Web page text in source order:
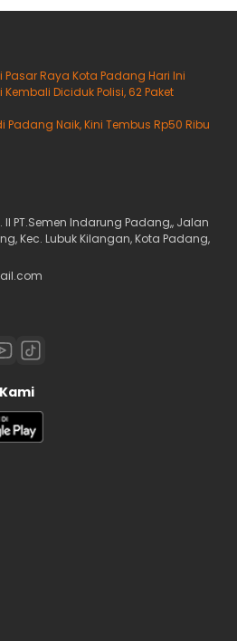
Raya Kota Padang Hari Ini
Diciduk Polisi, 62 Paket
Naik, Kini Tembus Rp50 Ribu
II PT.Semen Indarung Padang,, Jalan
Kec. Lubuk Kilangan, Kota Padang,